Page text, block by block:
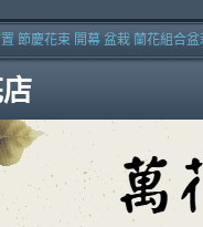
節慶花束 開幕 盆栽 蘭花組合